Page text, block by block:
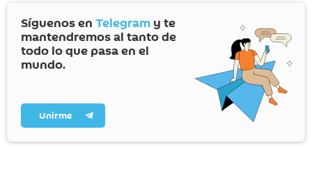
Síguenos en Telegram y te
mantendremos al tanto de
todo lo que pasa en el
mundo.
Unirme